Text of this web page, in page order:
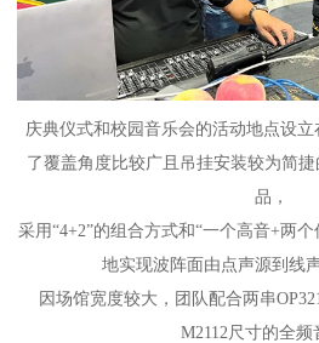
庆典仪式和校园音乐会的活动地点设
了覆盖角度比较广且吊挂安装较为简
品，
采用“4+2”的组合方式和“一个高音+两
地实现波阵面由点声源到线
因场馆宽度较大，团队配合两串
M2112尺寸的全频